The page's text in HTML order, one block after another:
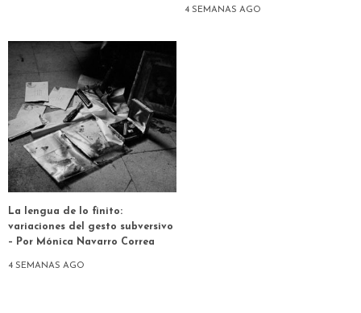
4 SEMANAS AGO
La lengua de lo finito:
variaciones del gesto subversivo
– Por Mónica Navarro Correa
4 SEMANAS AGO